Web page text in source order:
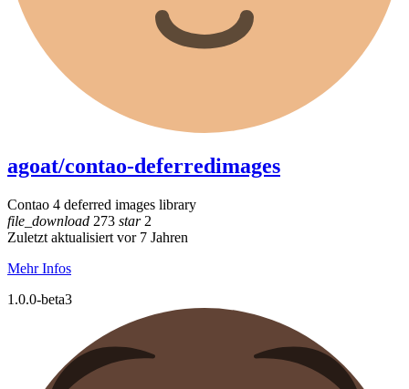
agoat/contao-deferredimages
Contao 4 deferred images library
file_download 273 star2
Zuletzt aktualisiert vor 7 Jahren
Mehr Infos
1.0.0-beta3